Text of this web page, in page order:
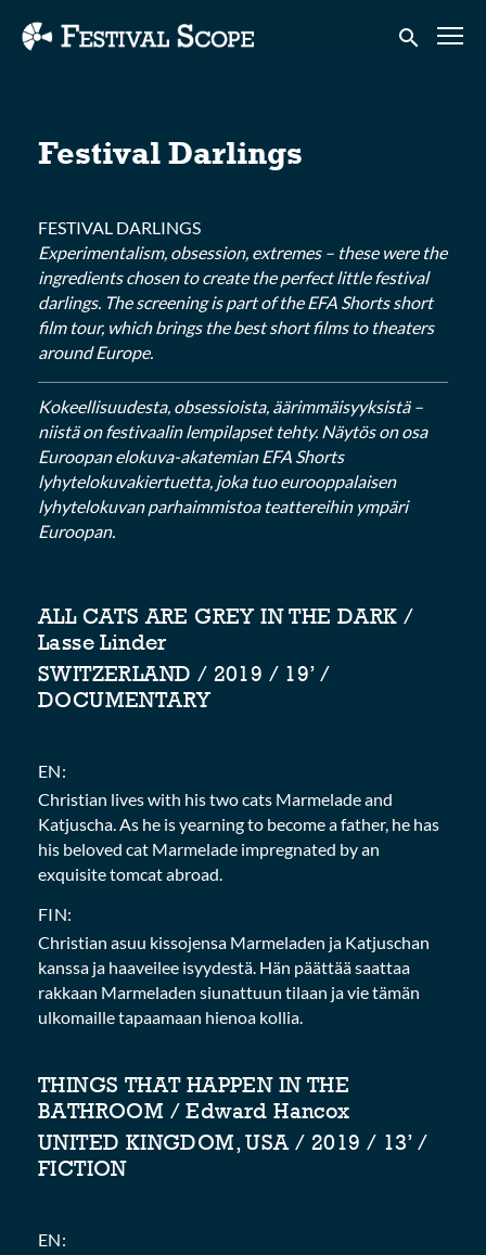
Accessibility Links
Submit
Festival Darlings
FESTIVAL DARLINGS
Experimentalism, obsession, extremes – these were the
ingredients chosen to create the perfect little festival
darlings. The screening is part of the EFA Shorts short
film tour, which brings the best short films to theaters
around Europe.
Kokeellisuudesta, obsessioista, äärimmäisyyksistä –
niistä on festivaalin lempilapset tehty. Näytös on osa
Euroopan elokuva-akatemian EFA Shorts
lyhytelokuvakiertuetta, joka tuo eurooppalaisen
lyhytelokuvan parhaimmistoa teattereihin ympäri
Euroopan.
ALL CATS ARE GREY IN THE DARK /
Lasse Linder
SWITZERLAND / 2019 / 19’ /
DOCUMENTARY
EN:
Christian lives with his two cats Marmelade and
Katjuscha. As he is yearning to become a father, he has
his beloved cat Marmelade impregnated by an
exquisite tomcat abroad.
FIN:
Christian asuu kissojensa Marmeladen ja Katjuschan
kanssa ja haaveilee isyydestä. Hän päättää saattaa
rakkaan Marmeladen siunattuun tilaan ja vie tämän
ulkomaille tapaamaan hienoa kollia.
THINGS THAT HAPPEN IN THE
BATHROOM / Edward Hancox
UNITED KINGDOM, USA / 2019 / 13’ /
FICTION
EN: